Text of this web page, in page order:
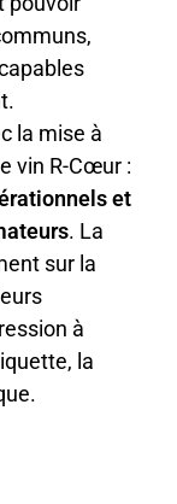
la mise à
vin R-Cœur :
et
. La
sur la
à
la